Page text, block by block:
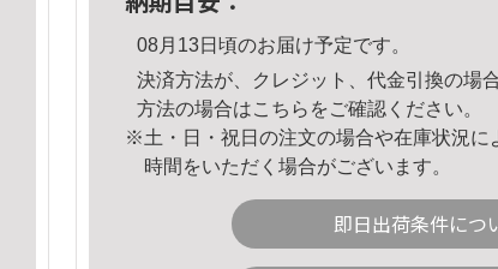
08月13日頃のお届け予定です。
決済方法が、クレジット、代金引換の場
方法の場合はこちら をご確認ください。
※土・日・祝日の注文の場合や在庫状況に
時間をいただく場合がございます。
即日出荷条件につ